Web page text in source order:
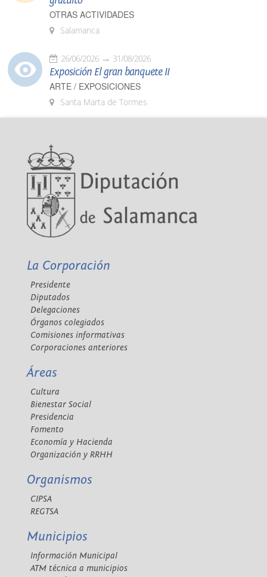
OTRAS ACTIVIDADES
Salamanca
26/06/2026 31/08/2026
Exposición El gran banquete II
ARTE / EXPOSICIONES
Santa Marta de Tormes
La Corporación
Presidente
Diputados
Delegaciones
Órganos colegiados
Comisiones informativas
Corporaciones anteriores
Áreas
Cultura
Bienestar Social
Presidencia
Fomento
Economía y Hacienda
Organización y RRHH
Organismos
CIPSA
REGTSA
Municipios
Información Municipal
ATM técnica a municipios